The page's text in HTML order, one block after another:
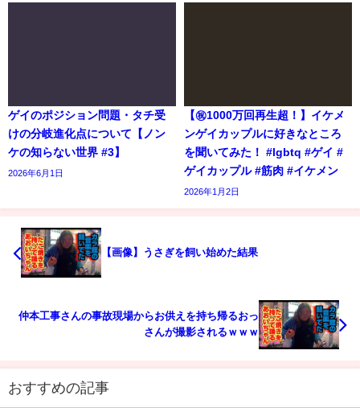
ゲイのポジション問題・タチ受
けの分岐進化点について【ノン
ケの知らない世界 #3】
2026年6月1日
【㊗️1000万回再生超！】イケメ
ンゲイカップルに好きなところ
を聞いてみた！ #lgbtq #ゲイ #
ゲイカップル #筋肉 #イケメン
2026年1月2日
【画像】うさぎを飼い始めた結果
仲本工事さんの事故現場からお供えを持ち帰るおっ
さんが撮影されるｗｗｗ
おすすめの記事